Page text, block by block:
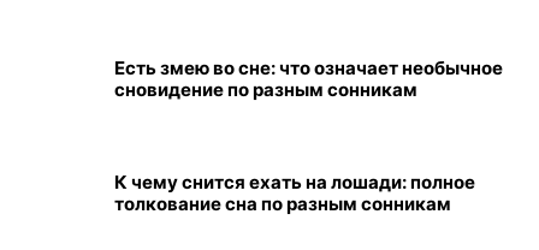
Есть змею во сне: что означает необычное
сновидение по разным сонникам
К чему снится ехать на лошади: полное
толкование сна по разным сонникам